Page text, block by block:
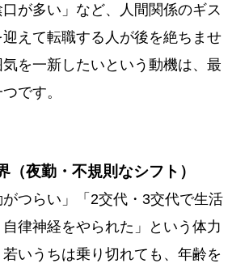
が多い」など、人間関係のギス
えて転職する人が後を絶ちませ
を一新したいという動機は、最
です。
（夜勤・不規則なシフト）
がつらい」「2交代・3交代で生活
律神経をやられた」という体力
いうちは乗り切れても、年齢を